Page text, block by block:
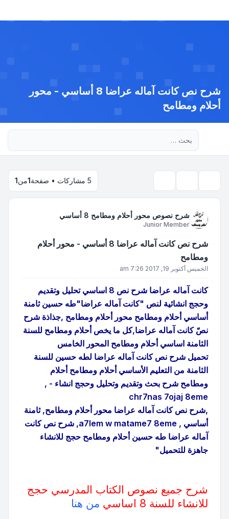
شرح نص كانت آماله عراضا 8 أساسي - محور
أحلام ومطامح
5 مشاركات • صفحة 1من1
شرح نصوص محور أحلام ومطامح 8 أساسي
Junior Member
شرح نص كانت آماله عراضا 8 أساسي - محور أحلام
ومطامح
الخميس أكتوبر 19, 2017 7:26 am
كانت آماله عراضا شرح نص 8 اساسي تحليل وتقديم
وحجج انشائية لنص "كانت آماله عراضا"طه حسين ثامنة
أساسي أحلام ومطامح محور أحلام ومطامح ,جذاذة شرح
نصّ كانت آماله عراضا,كل ما يخص أحلام ومطامح للسنة
الثامنة اساسي أحلام ومطامح المحور الخامس
تحميل شرح نص كانت آماله عراضا لطه حسين للسنة
الثامنة من التعليم الأساسي أحلام ومطامح أحلام
ومطامح شرح بحث وتقديم وتحليل وحجج انشاء - ,
chr7nas 7ojaj 8eme
,شرح نص كانت آماله عراضا محور أحلام ومطامح, ثامنة
أساسي , a7lem w matame7 8eme, شرح نص كانت
آماله عراضا طه حسين أحلام ومطامح حجج للانشاء
جاهزة للتحميل"
شرح جميع نصوص الكتاب المدرسي حجج
للانشاء للسنة 8 اساسي
من هنا